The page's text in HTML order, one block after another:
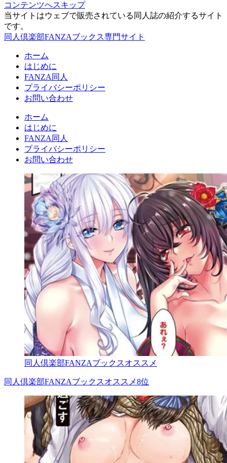
コンテンツへスキップ
当サイトはウェブで販売されている同人誌の紹介するサイト
です。
同人倶楽部FANZAブックス専門サイト
ホーム
はじめに
FANZA同人
プライバシーポリシー
お問い合わせ
ホーム
はじめに
FANZA同人
プライバシーポリシー
お問い合わせ
同人倶楽部FANZAブックスオススメ
同人倶楽部FANZAブックスオススメ8位